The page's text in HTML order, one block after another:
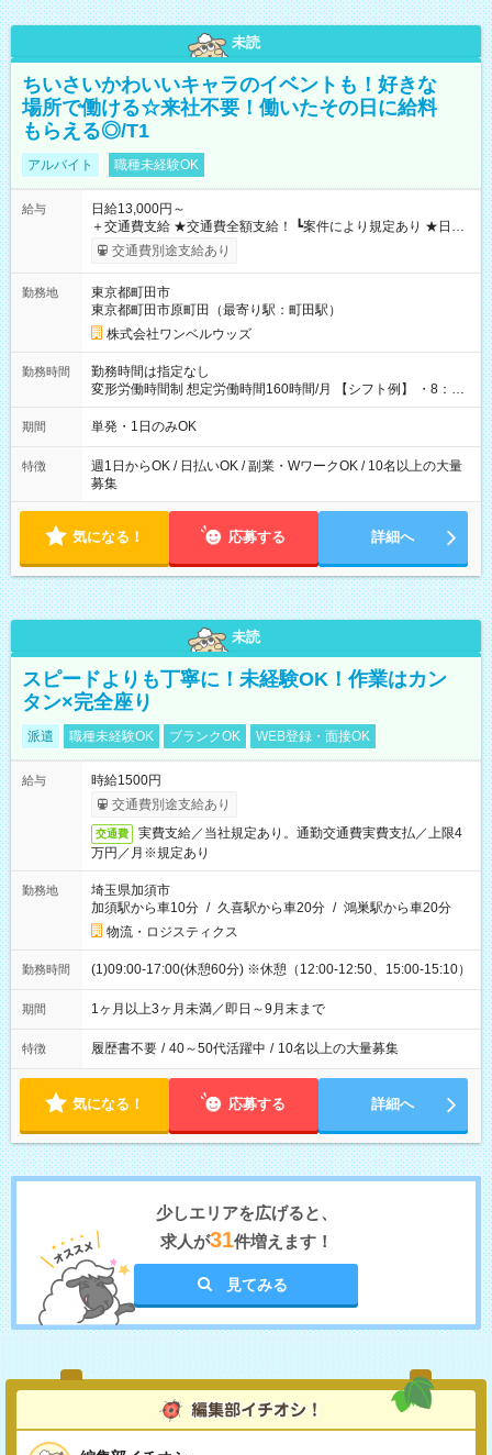
未読
ちいさいかわいいキャラのイベントも！好きな
場所で働ける☆来社不要！働いたその日に給料
もらえる◎/T1
アルバイト 職種未経験OK
給与
日給13,000円～
＋交通費支給 ★交通費全額支給！ ┗案件により規定あり ★日払
いOK！（規定あり） ┗働いたその日に現金GET♪ お仕事後はコ
ンビニATMから 日払い分を引き落とせます！ 【試用期間】試
交通費別途支給あり
勤務地
東京都町田市
東京都町田市原町田（最寄り駅：町田駅）
株式会社ワンベルウッズ
勤務時間
勤務時間は指定なし
変形労働時間制 想定労働時間160時間/月 【シフト例】 ・8：00
～21：00
期間 単発・1日のみOK
特徴
週1日からOK / 日払いOK / 副業・WワークOK / 10名以上の大量
募集
気になる！ 応募する 詳細へ
未読
スピードよりも丁寧に！未経験OK！作業はカン
タン×完全座り
派遣 職種未経験OK ブランクOK WEB登録・面接OK
給与
時給1500円
交通費別途支給あり
交通費
実費支給／当社規定あり。通勤交通費実費支払／上限4
万円／月※規定あり
勤務地
埼玉県加須市
加須駅から車10分 / 久喜駅から車20分 / 鴻巣駅から車20分
物流・ロジスティクス
勤務時間 (1)09:00-17:00(休憩60分) ※休憩（12:00-12:50、15:00-15:10）
期間 1ヶ月以上3ヶ月未満／即日～9月末まで
特徴 履歴書不要 / 40～50代活躍中 / 10名以上の大量募集
気になる！ 応募する 詳細へ
少しエリアを広げると、
求人が31件増えます！
見てみる